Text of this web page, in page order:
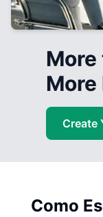
More
Create
Como